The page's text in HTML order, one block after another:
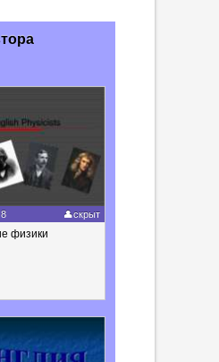
скрыт
физики